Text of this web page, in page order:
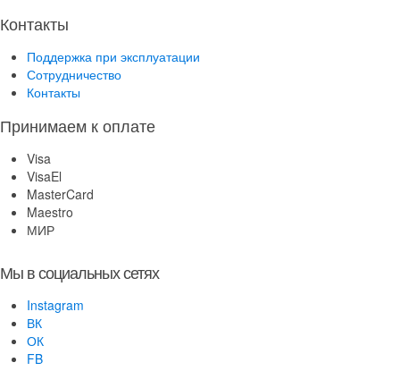
Контакты
Поддержка при эксплуатации
Сотрудничество
Контакты
Принимаем к оплате
Visa
VisaEl
MasterCard
Maestro
МИР
Мы в социальных сетях
Instagram
ВК
ОК
FB